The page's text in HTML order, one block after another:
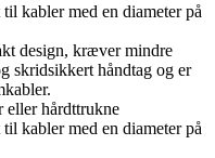
kabler med en diameter på
design, kræver mindre
skridsikkert håndtag og er
eller hårdttrukne
kabler med en diameter på